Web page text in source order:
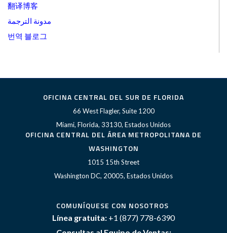
翻译博客
مدونة الترجمة
번역 블로그
OFICINA CENTRAL DEL SUR DE FLORIDA
66 West Flagler, Suite 1200
Miami, Florida, 33130, Estados Unidos
OFICINA CENTRAL DEL ÁREA METROPOLITANA DE
WASHINGTON
1015 15th Street
Washington DC, 20005, Estados Unidos
COMUNÍQUESE CON NOSOTROS
Línea gratuita: +1 (877) 778-6390